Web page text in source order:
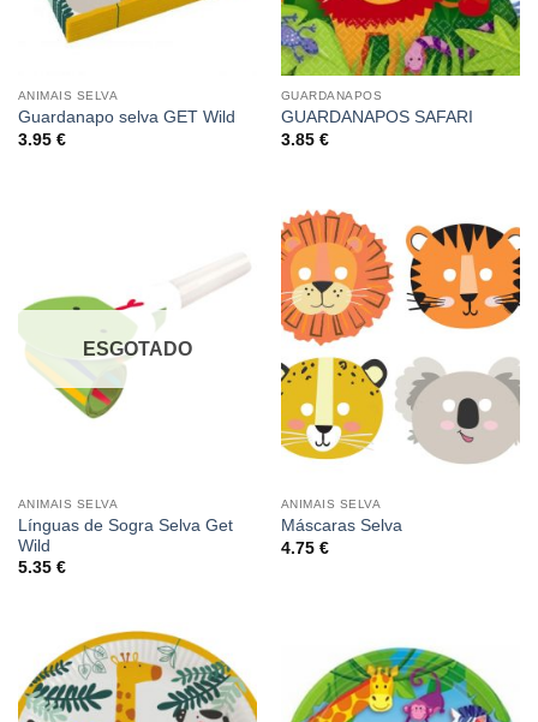
ANIMAIS SELVA
Guardanapo selva GET Wild
3.95 €
GUARDANAPOS
GUARDANAPOS SAFARI
3.85 €
ESGOTADO
ANIMAIS SELVA
Línguas de Sogra Selva Get
Wild
5.35 €
ANIMAIS SELVA
Máscaras Selva
4.75 €